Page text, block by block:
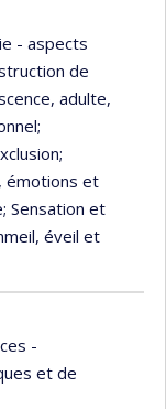
- aspects
de
adulte,
;
;
émotions et
; Sensation et
éveil et
-
et de